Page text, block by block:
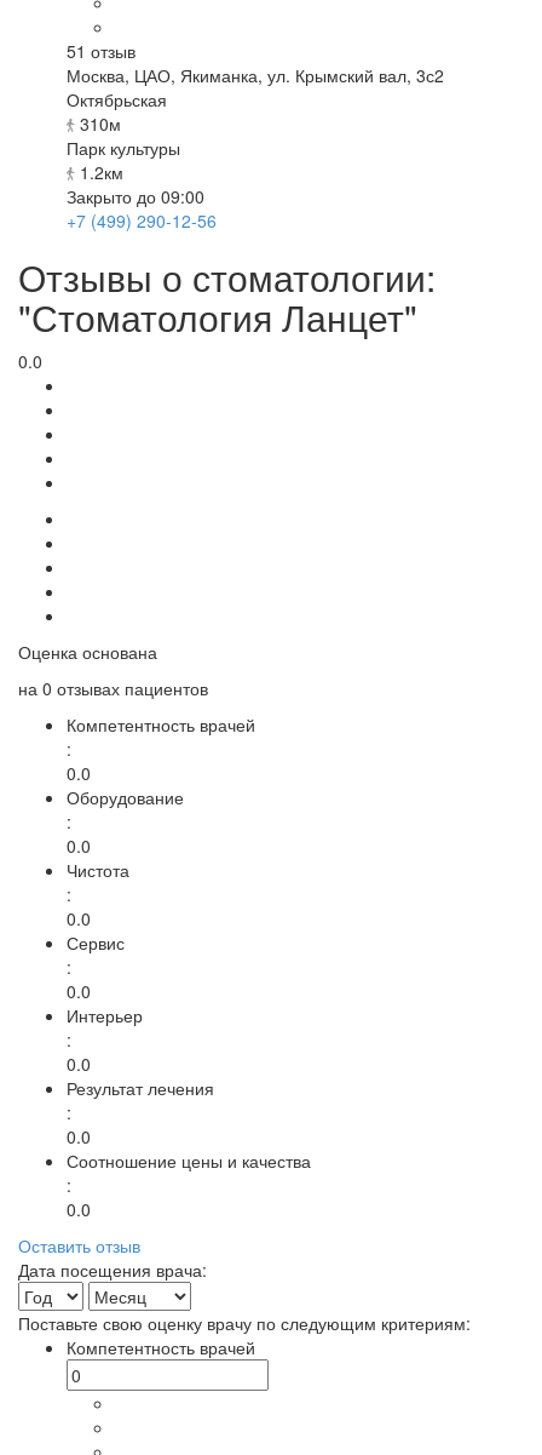
51 отзыв
Москва, ЦАО, Якиманка, ул. Крымский вал, 3с2
Октябрьская
310м
Парк культуры
1.2км
Закрыто до 09:00
+7 (499) 290-12-56
Отзывы о стоматологии:
"Стоматология Ланцет"
0.0
Оценка основана
на 0 отзывах пациентов
Компетентность врачей
:
0.0
Оборудование
:
0.0
Чистота
:
0.0
Сервис
:
0.0
Интерьер
:
0.0
Результат лечения
:
0.0
Соотношение цены и качества
:
0.0
Оставить отзыв
Дата посещения врача:
Поставьте свою оценку врачу по следующим критериям:
Компетентность врачей